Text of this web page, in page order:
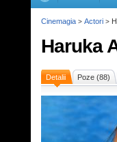
Haruka
Detalii Poze (88)
Cinemagia > Actori >